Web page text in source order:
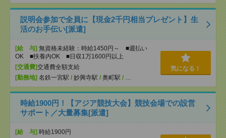
説明会参加で全員に【現金2千円相当プレゼント】生
活のお手伝い[派遣]
[給 与] 無資格未経験：時給1450円～ ■週払い
OK ■扶養内OK ■日収1万1600円以上
[交通費]交通費全額支給
[勤務地] 名鉄一宮駅 / 妙興寺駅 / 奥町駅 / …
気になる！
時給1900円！【アジア競技大会】競技会場での設営
サポート／大量募集[派遣]
[給 与] 時給1900円